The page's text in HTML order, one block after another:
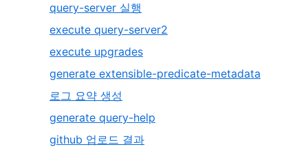
query-server 실행
execute query-server2
execute upgrades
generate extensible-predicate-metadata
로그 요약 생성
generate query-help
github 업로드 결과